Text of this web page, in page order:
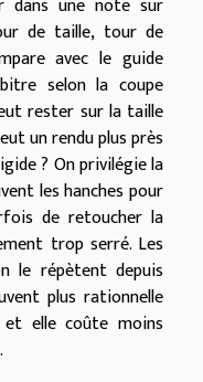
de taille, tour de
avec le guide
selon la coupe
rester sur la taille
un rendu plus près
? On privilégie la
les hanches pour
de retoucher la
trop serré. Les
le répètent depuis
plus rationnelle
et elle coûte moins